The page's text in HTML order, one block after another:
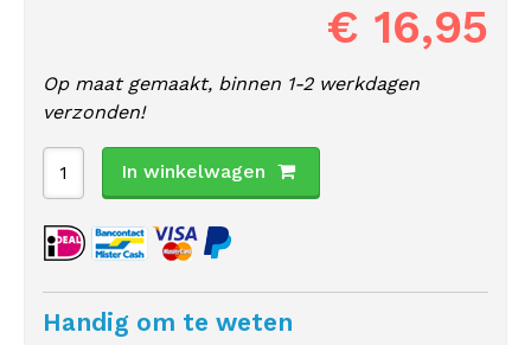
€ 16,95
Op maat gemaakt, binnen 1-2 werkdagen
verzonden!
In winkelwagen
Handig om te weten